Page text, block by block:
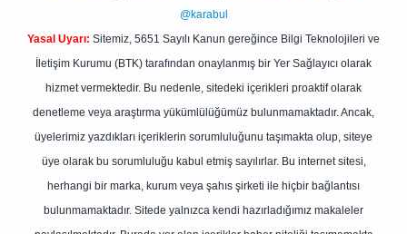
@karabul
Yasal Uyarı: Sitemiz, 5651 Sayılı Kanun gereğince Bilgi Teknolojileri ve
İletişim Kurumu (BTK) tarafından onaylanmış bir Yer Sağlayıcı olarak
hizmet vermektedir. Bu nedenle, sitedeki içerikleri proaktif olarak
denetleme veya araştırma yükümlülüğümüz bulunmamaktadır. Ancak,
üyelerimiz yazdıkları içeriklerin sorumluluğunu taşımakta olup, siteye
üye olarak bu sorumluluğu kabul etmiş sayılırlar. Bu internet sitesi,
herhangi bir marka, kurum veya şahıs şirketi ile hiçbir bağlantısı
bulunmamaktadır. Sitede yalnızca kendi hazırladığımız makaleler